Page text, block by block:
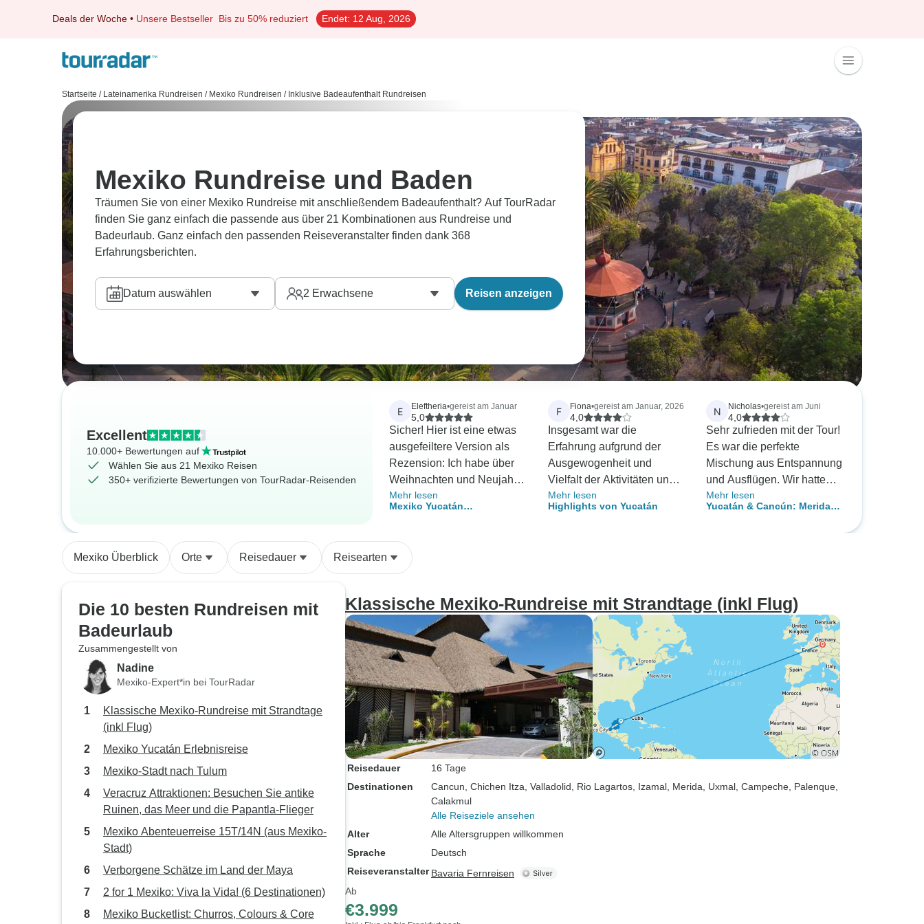
Deals der Woche • Unsere Bestseller Bis zu 50% reduziert Endet: 12 Aug, 2026
Startseite / Lateinamerika Rundreisen / Mexiko Rundreisen / Inklusive Badeaufenthalt Rundreisen
Mexiko Rundreise und Baden
Träumen Sie von einer Mexiko Rundreise mit anschließendem Badeaufenthalt? Auf TourRadar
finden Sie ganz einfach die passende aus über 21 Kombinationen aus Rundreise und
Badeurlaub. Ganz einfach den passenden Reiseveranstalter finden dank 368
Erfahrungsberichten.
Datum auswählen 2 Erwachsene Reisen anzeigen
Excellent
10.000+ Bewertungen auf
Wählen Sie aus 21 Mexiko Reisen
350+ verifizierte Bewertungen von TourRadar-Reisenden
E Eleftheria•gereist am Januar
5,0
Sicher! Hier ist eine etwas
ausgefeiltere Version als
Rezension: Ich habe über
Weihnachten und Neujahr
meine erste Gruppenreise
nach Mexiko gemacht, und
unvergesslich! Ich war
anfangs etwas nervös, aber
unseren Reiseleiter Luis
kennenlernte, fühlte ich
mich vollkommen wohl. Er
war mehr wie ein Freund
als ein Reiseleiter und
seine warme Persönlichkeit
machte die ganze
Erfahrung angenehm und
angenehm. Luis vermittelte
uns nicht nur faszinierende
Einblicke in die
mexikanische Kultur,
sondern gab uns auch
wertvolle Lebensweisheiten
mitnehmen werde. Seine
Essensempfehlungen
waren genau richtig und wir
unserer Freizeit ein
Mehr lesen
Mexiko Yucatán
F Fiona•gereist am Januar, 2026
4,0
Insgesamt war die
Erfahrung aufgrund der
Ausgewogenheit und
Vielfalt der Aktivitäten und
eines sympathischen und
unterstützenden CEOs
Mehr lesen
Highlights von Yucatán
N Nicholas•gereist am Juni
4,0
Sehr zufrieden mit der Tour!
Es war die perfekte
Mischung aus Entspannung
und Ausflügen. Wir hatten
eine tolle Gruppe. Kevin
war der beste CEO, den
Mehr lesen
Yucatán & Cancún: Merida,
Mexiko Überblick Orte Reisedauer Reisearten
Die 10 besten Rundreisen mit
Badeurlaub
Zusammengestellt von
Nadine
Mexiko-Expert*in bei TourRadar
Klassische Mexiko‑Rundreise mit Strandtage
(inkl Flug)
Mexiko Yucatán Erlebnisreise
Mexiko-Stadt nach Tulum
Veracruz Attraktionen: Besuchen Sie antike
Ruinen, das Meer und die Papantla-Flieger
Mexiko Abenteuerreise 15T/14N (aus Mexiko-
Stadt)
Verborgene Schätze im Land der Maya
2 for 1 Mexiko: Viva la Vida! (6 Destinationen)
Mexiko Bucketlist: Churros, Colours & Core
Klassische Mexiko‑Rundreise mit Strandtage (inkl Flug)
Reisedauer
16 Tage
Destinationen
Cancun , Chichen Itza , Valladolid , Rio Lagartos , Izamal , Merida , Uxmal , Campeche , Palenque
Calakmul
Alle Reiseziele ansehen
Alter
Alle Altersgruppen willkommen
Sprache
Deutsch
Reiseveranstalter Bavaria Fernreisen
Ab
€3.999